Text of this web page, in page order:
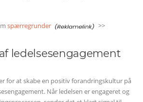
spærregrunder >>
ledelsesengagement
for at skabe en positiv forandringskultur på
Når ledelsen er engageret og